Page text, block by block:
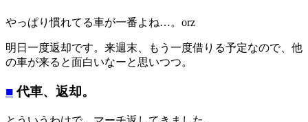
やっぱり慣れてる車が一番よね…。orz
明日一度返却です。来週末、もう一度借りる予定なので、他
の車が来ると面白いなーと思いつつ。
■代車、返却。